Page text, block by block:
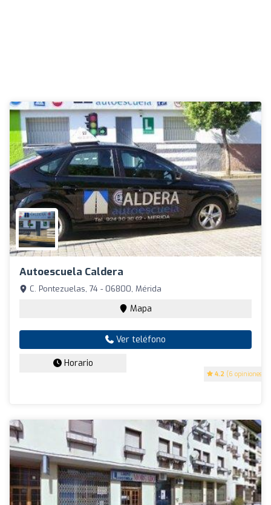
Autoescuela Caldera
4.2 (6 opiniones)
C. Pontezuelas, 74 - 06800, Mérida
Mapa
Ver teléfono
Horario